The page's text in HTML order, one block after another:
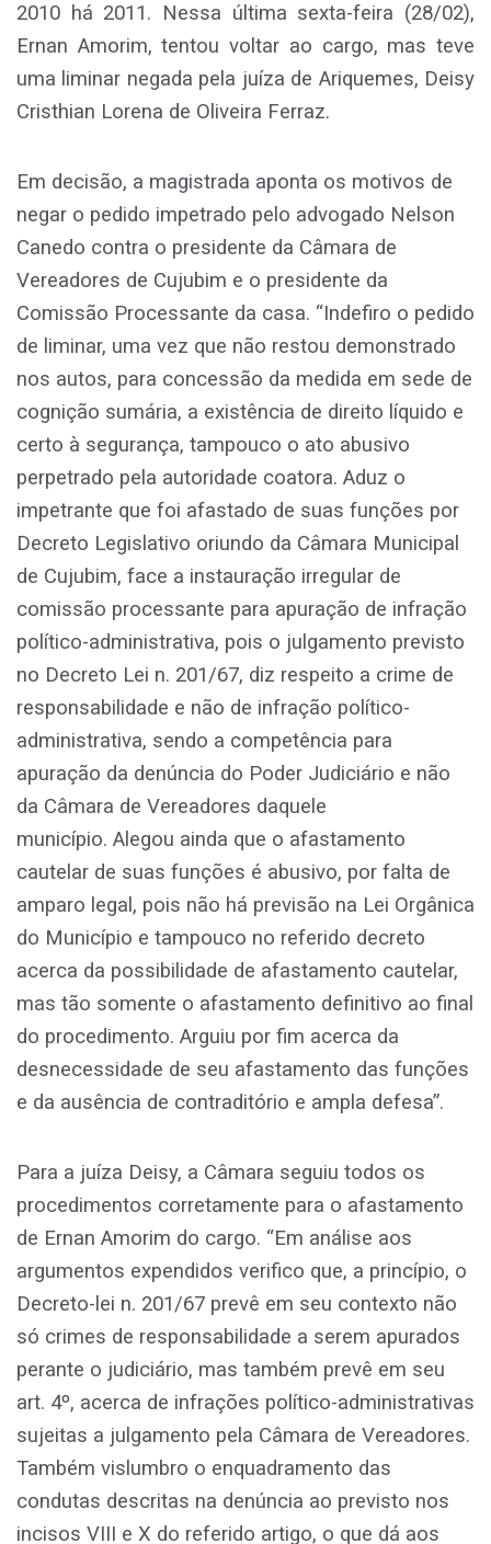
2010 há 2011. Nessa última sexta-feira (28/02),
Ernan Amorim, tentou voltar ao cargo, mas teve
uma liminar negada pela juíza de Ariquemes, Deisy
Cristhian Lorena de Oliveira Ferraz.
Em decisão, a magistrada aponta os motivos de
negar o pedido impetrado pelo advogado Nelson
Canedo contra o presidente da Câmara de
Vereadores de Cujubim e o presidente da
Comissão Processante da casa. “Indefiro o pedido
de liminar, uma vez que não restou demonstrado
nos autos, para concessão da medida em sede de
cognição sumária, a existência de direito líquido e
certo à segurança, tampouco o ato abusivo
perpetrado pela autoridade coatora. Aduz o
impetrante que foi afastado de suas funções por
Decreto Legislativo oriundo da Câmara Municipal
de Cujubim, face a instauração irregular de
comissão processante para apuração de infração
político-administrativa, pois o julgamento previsto
no Decreto Lei n. 201/67, diz respeito a crime de
responsabilidade e não de infração político-
administrativa, sendo a competência para
apuração da denúncia do Poder Judiciário e não
da Câmara de Vereadores daquele
município. Alegou ainda que o afastamento
cautelar de suas funções é abusivo, por falta de
amparo legal, pois não há previsão na Lei Orgânica
do Município e tampouco no referido decreto
acerca da possibilidade de afastamento cautelar,
mas tão somente o afastamento definitivo ao final
do procedimento. Arguiu por fim acerca da
desnecessidade de seu afastamento das funções
e da ausência de contraditório e ampla defesa”.
Para a juíza Deisy, a Câmara seguiu todos os
procedimentos corretamente para o afastamento
de Ernan Amorim do cargo. “Em análise aos
argumentos expendidos verifico que, a princípio, o
Decreto-lei n. 201/67 prevê em seu contexto não
só crimes de responsabilidade a serem apurados
perante o judiciário, mas também prevê em seu
art. 4º, acerca de infrações político-administrativas
sujeitas a julgamento pela Câmara de Vereadores.
Também vislumbro o enquadramento das
condutas descritas na denúncia ao previsto nos
incisos VIII e X do referido artigo, o que dá aos